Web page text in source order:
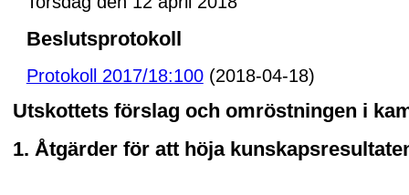
Beslutsprotokoll
Protokoll 2017/18:100(2018-04-18)
Utskottets förslag och omröstningen i
1. Åtgärder för att höja